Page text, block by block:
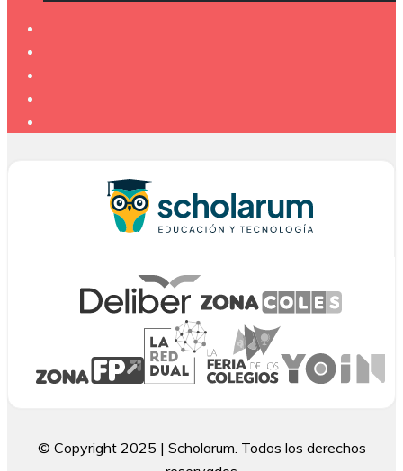
© Copyright 2025 | Scholarum. Todos los derechos